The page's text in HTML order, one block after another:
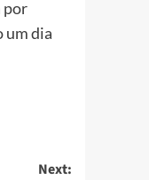
por
um dia
Next: